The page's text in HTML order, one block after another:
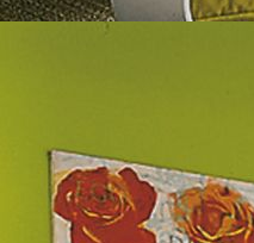
Garage Vorher